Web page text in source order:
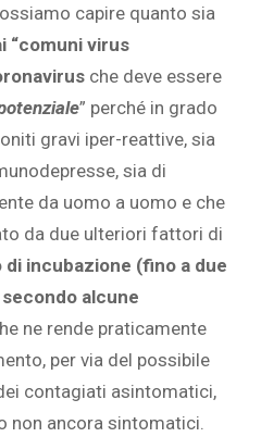
capire quanto sia
“comuni virus
che deve essere
” perché in grado
gravi iper-reattive, sia
sia di
da uomo a uomo e che
da due ulteriori fattori di
di incubazione (fino a due
alcune
ne rende praticamente
per via del possibile
contagiati asintomatici,
non ancora sintomatici.